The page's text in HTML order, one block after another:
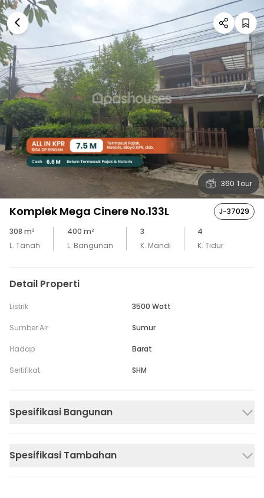
360 Tour
Komplek Mega Cinere No.133L
J-37029
308 m²
L. Tanah
400 m²
L. Bangunan
3
K. Mandi
4
K. Tidur
Detail Properti
Listrik 3500 Watt
Sumber Air Sumur
Hadap Barat
Sertifikat SHM
Spesifikasi Bangunan
Spesifikasi Tambahan